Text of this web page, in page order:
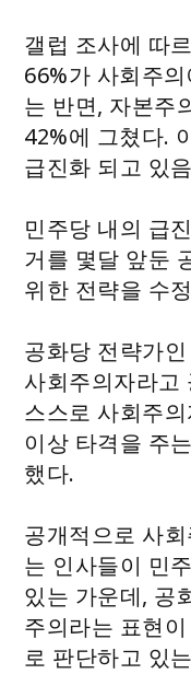
갤럽 조사에 따
66%가 사회주
는 반면, 자본주
42%에 그쳤다.
급진화 되고 있
민주당 내의 급
거를 몇달 앞둔
위한 전략을 수
공화당 전략가
사회주의자라고
스스로 사회주
이상 타격을 주
했다.
공개적으로 사
는 인사들이 민
있는 가운데, 공
주의라는 표현
로 판단하고 있